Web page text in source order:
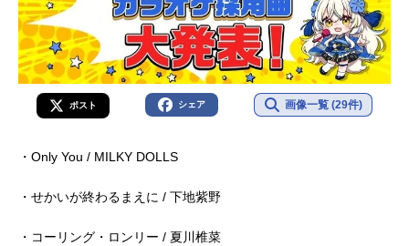
ポスト シェア 画像一覧 (29件)
・Only You / MILKY DOLLS
・せかいが終わるまえに / 下地紫野
・コーリング・ロンリー / 夏川椎菜